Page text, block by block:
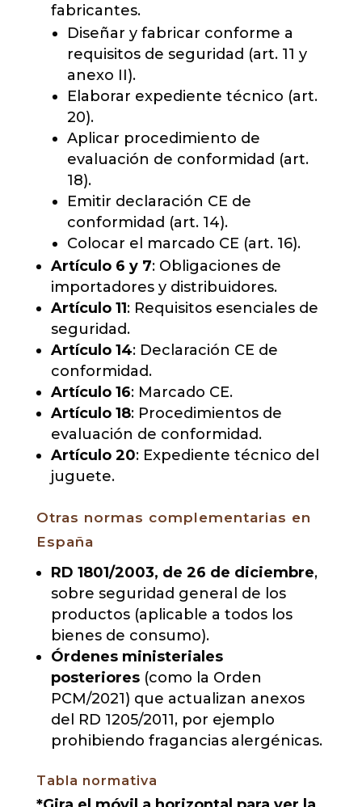
fabricantes.
Diseñar y fabricar conforme a
requisitos de seguridad (art. 11 y
anexo II).
Elaborar expediente técnico (art.
20).
Aplicar procedimiento de
evaluación de conformidad (art.
18).
Emitir declaración CE de
conformidad (art. 14).
Colocar el marcado CE (art. 16).
Artículo 6 y 7: Obligaciones de
importadores y distribuidores.
Artículo 11: Requisitos esenciales de
seguridad.
Artículo 14: Declaración CE de
conformidad.
Artículo 16: Marcado CE.
Artículo 18: Procedimientos de
evaluación de conformidad.
Artículo 20: Expediente técnico del
juguete.
Otras normas complementarias en
España
RD 1801/2003, de 26 de diciembre,
sobre seguridad general de los
productos (aplicable a todos los
bienes de consumo).
Órdenes ministeriales
posteriores(como la Orden
PCM/2021) que actualizan anexos
del RD 1205/2011, por ejemplo
prohibiendo fragancias alergénicas.
Tabla normativa